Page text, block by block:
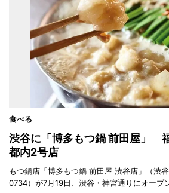
食べる
渋谷に「博多もつ鍋 前田屋」
都内2号店
もつ鍋店「博多もつ鍋 前田屋 渋谷店」（渋
0734）が7月19日、渋谷・神宮通りにオープ